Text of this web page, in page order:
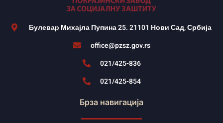
Булевар Михајла Пупина 25. 21101 Нови Сад, Србија
office@pzsz.gov.rs
021/425-836
021/425-854
Брза навигација